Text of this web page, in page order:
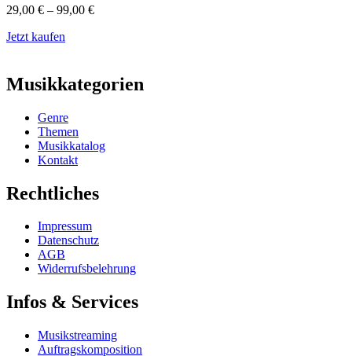
29,00 € – 99,00 €
Jetzt kaufen
Musikkategorien
Genre
Themen
Musikkatalog
Kontakt
Rechtliches
Impressum
Datenschutz
AGB
Widerrufsbelehrung
Infos & Services
Musikstreaming
Auftragskomposition